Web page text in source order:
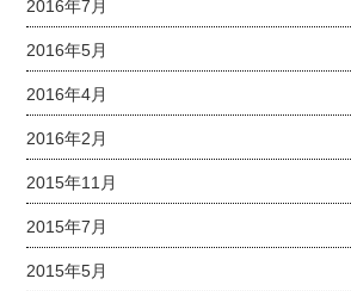
2016年7月
2016年5月
2016年4月
2016年2月
2015年11月
2015年7月
2015年5月